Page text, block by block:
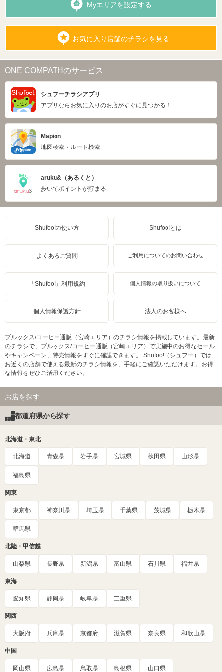
Myエリアを設定する
お気に入り店舗のチラシを見る
ONE COMPATHのサービス
シュフーチラシアプリ
アプリならお気に入りのお店がすぐに見つかる！
Mapion
地図検索・ルート検索
aruku&（あるくと）
歩いてポイントが貯まる
Shufoo!の使い方 Shufoo!とは
よくあるご質問 ご利用についてのお問い合わせ
「Shufoo!」利用規約 個人情報の取り扱いについて
個人情報保護方針 法人のお客様へ
ブルックス/コーヒー通販（宮崎エリア）のチラシ情報を掲載しています。最新
のチラシで、ブルックス/コーヒー通販（宮崎エリア）で実施中のお得なセール
やキャンペーン、特売情報をすぐに確認できます。 Shufoo!（シュフー）では
お近くの店舗で使える最新のチラシ情報を、手軽にご確認いただけます。お得
な情報をぜひご活用ください。
お店を探す
都道府県から探す
北海道・東北
北海道 青森県 岩手県 宮城県 秋田県 山形県
福島県
関東
東京都 神奈川県 埼玉県 千葉県 茨城県 栃木県
群馬県
北陸・甲信越
山梨県 長野県 新潟県 富山県 石川県 福井県
東海
愛知県 静岡県 岐阜県 三重県
関西
大阪府 兵庫県 京都府 滋賀県 奈良県 和歌山県
中国
岡山県 広島県 鳥取県 島根県 山口県